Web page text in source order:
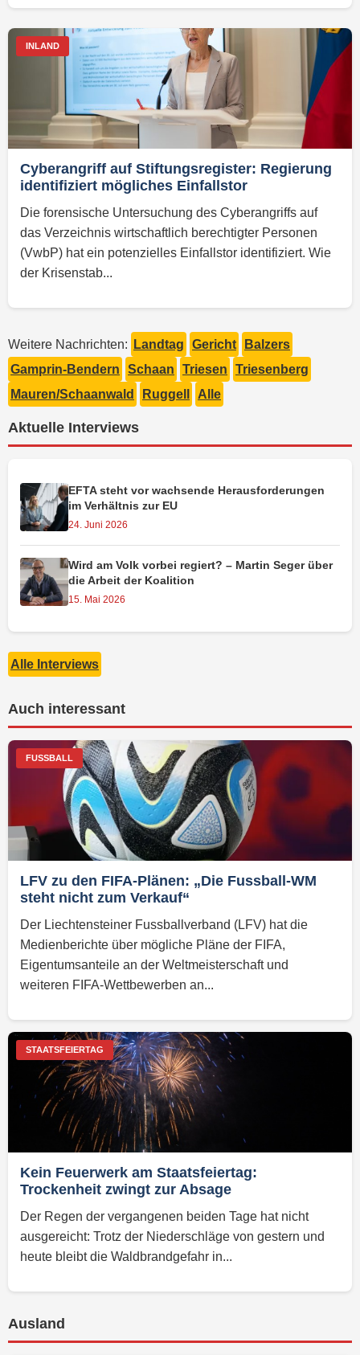
INLAND
Cyberangriff auf Stiftungsregister: Regierung
identifiziert mögliches Einfallstor
Die forensische Untersuchung des Cyberangriffs auf
das Verzeichnis wirtschaftlich berechtigter Personen
(VwbP) hat ein potenzielles Einfallstor identifiziert. Wie
der Krisenstab...
Weitere Nachrichten: Landtag Gericht
Balzers
Gamprin-Bendern
Schaan Triesen
Triesenberg
Mauren/Schaanwald
Ruggell Alle
Aktuelle Interviews
EFTA steht vor wachsende Herausforderungen
im Verhältnis zur EU
24. Juni 2026
Wird am Volk vorbei regiert? – Martin Seger über
die Arbeit der Koalition
15. Mai 2026
Alle Interviews
Auch interessant
FUSSBALL
LFV zu den FIFA-Plänen: „Die Fussball-WM
steht nicht zum Verkauf“
Der Liechtensteiner Fussballverband (LFV) hat die
Medienberichte über mögliche Pläne der FIFA,
Eigentumsanteile an der Weltmeisterschaft und
weiteren FIFA-Wettbewerben an...
STAATSFEIERTAG
Kein Feuerwerk am Staatsfeiertag:
Trockenheit zwingt zur Absage
Der Regen der vergangenen beiden Tage hat nicht
ausgereicht: Trotz der Niederschläge von gestern und
heute bleibt die Waldbrandgefahr in...
Ausland